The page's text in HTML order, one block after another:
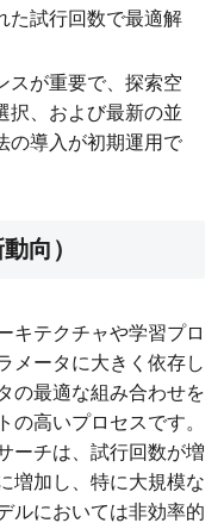
た試行回数で最適解
スが重要で、探索空
択、および最新の並
の導入が初期運用で
向）
キテクチャや学習プロ
メータに大きく依存し
の最適な組み合わせを
の高いプロセスです。
ーチは、試行回数が増
増加し、特に大規模な
ルにおいては非効率的